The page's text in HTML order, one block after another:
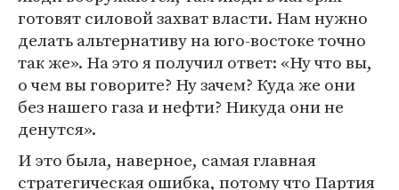
готовят силовой захват власти. Нам нужно
делать альтернативу на юго-востоке точно
так же». На это я получил ответ: «Ну что вы,
о чем вы говорите? Ну зачем? Куда же они
без нашего газа и нефти? Никуда они не
денутся».
И это была, наверное, самая главная
стратегическая ошибка, потому что Партия